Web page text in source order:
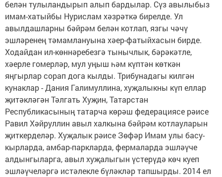
белән тулыландырып алып бардылар. Сүз авылыбыз
имам-хатыйбы Нурислам хәзрәткә бирелде. Ул
авылдашларны бәйрәм белән котлап, язгы чәчү
эшләренең тәмамлануына хәер-фатыйхасын бирде.
Ходайдан ил-көннәребезгә тынычлык, бәрәкәтле,
хәерле гомерләр, мул уңыш һәм күптән көткән
яңгырлар сорап дога кылды. Трибунадагы килгән
кунаклар - Дания Галимуллина, хуҗалыкны күп еллар
җитәкләгән Тәлгать Хуҗин, Татарстан
Республикасының татарча көрәш федерациясе рәисе
Равил Хәйруллин авыл халкына бәйрәм котлауларын
җиткерделәр. Хуҗалык рәисе Зөфәр Имам улы басу-
кырларда, амбар-паркларда, фермаларда эшләүче
алдынгыларга, авыл хуҗалыгын үстерүдә көч куеп
эшләүчеләргә истәлекле бүләкләр тапшырды. 2014 ел